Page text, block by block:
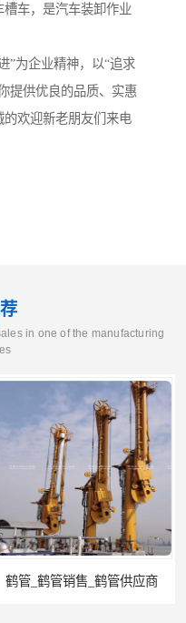
车，是汽车装卸作业
”为企业精神，以“追求
提供优良的品质、实惠
欢迎新老朋友们来电
in one of the manufacturing
鹤管活动梯_鹤管活动梯销售_鹤管活动梯供应商